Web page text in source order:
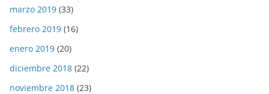
marzo 2019 (33)
febrero 2019 (16)
enero 2019 (20)
diciembre 2018 (22)
noviembre 2018 (23)